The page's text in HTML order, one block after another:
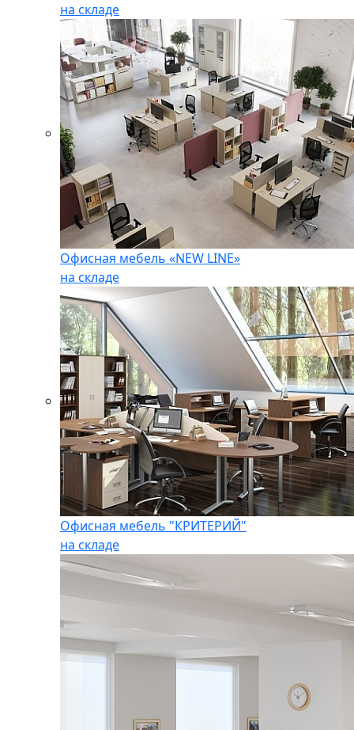
на складе
Офисная мебель «NEW LINE»
на складе
Офисная мебель "КРИТЕРИЙ"
на складе